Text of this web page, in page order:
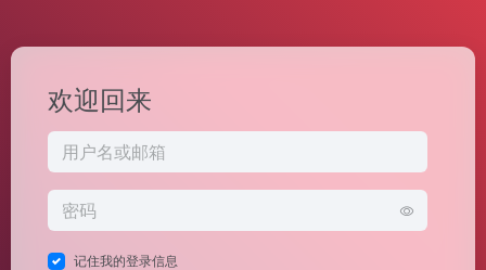
欢迎回来
记住我的登录信息